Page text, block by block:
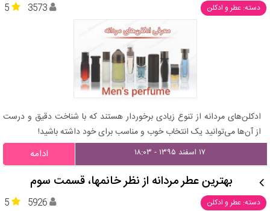
دسته: عطر و ادکلن 5 3573
ادکلن‌های مردانه از تنوع زیادی برخوردار هستند که با شناخت دقیق و درست
از آن‌ها می‌توانید یک انتخاب خوب و مناسب برای خود داشته باشید!
۱۷ اسفند ۱۳۹۵ - ۱۸:۰۳ ادامه
بهترین عطر مردانه از نظر خانمها، قسمت سوم
دسته: عطر و ادکلن 5 5926